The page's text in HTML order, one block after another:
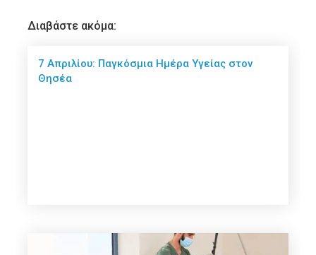
Διαβάστε ακόμα:
7 Απριλίου: Παγκόσμια Ημέρα Υγείας στον
Θησέα